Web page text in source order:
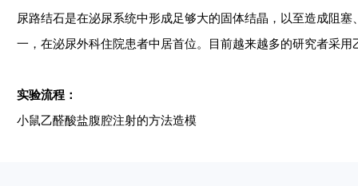
尿路结石是在泌尿系统中形成足够大的固体结晶，以至造成阻
一，在泌尿外科住院患者中居首位。目前越来越多的研究者采
实验流程：
小鼠乙醛酸盐腹腔注射的方法造模